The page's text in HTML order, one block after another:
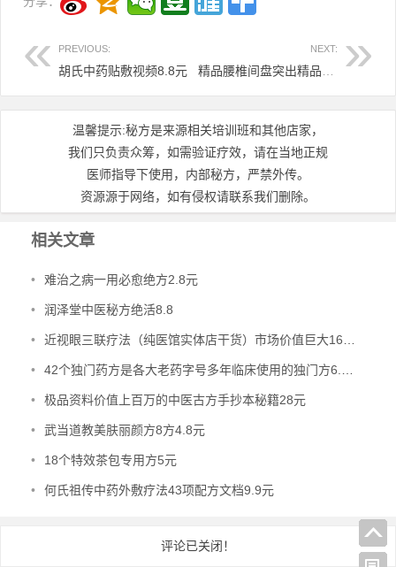
PREVIOUS:
胡氏中药贴敷视频8.8元
NEXT:
温馨提示:秘方是来源相关培训班和其他店家，
我们只负责众筹，如需验证疗效，请在当地正规
医师指导下使用，内部秘方，严禁外传。
资源源于网络，如有侵权请联系我们删除。
相关文章
• 难治之病一用必愈绝方2.8元
• 润泽堂中医秘方绝活8.8
• 近视眼三联疗法（纯医馆实体店干货）市场价值巨大16.8元
• 42个独门药方是各大老药字号多年临床使用的独门方6.8元
• 极品资料价值上百万的中医古方手抄本秘籍28元
• 武当道教美肤丽颜方8方4.8元
• 18个特效茶包专用方5元
• 何氏祖传中药外敷疗法43项配方文档9.9元
评论已关闭！